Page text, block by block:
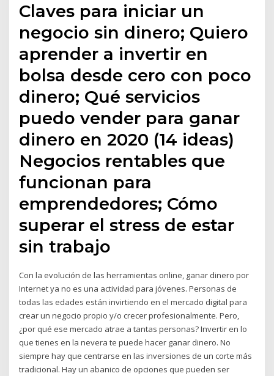
Claves para iniciar un
negocio sin dinero; Quiero
aprender a invertir en
bolsa desde cero con poco
dinero; Qué servicios
puedo vender para ganar
dinero en 2020 (14 ideas)
Negocios rentables que
funcionan para
emprendedores; Cómo
superar el stress de estar
sin trabajo
Con la evolución de las herramientas online, ganar dinero por
Internet ya no es una actividad para jóvenes. Personas de
todas las edades están invirtiendo en el mercado digital para
crear un negocio propio y/o crecer profesionalmente. Pero,
¿por qué ese mercado atrae a tantas personas? Invertir en lo
que tienes en la nevera te puede hacer ganar dinero. No
siempre hay que centrarse en las inversiones de un corte más
tradicional. Hay un abanico de opciones que pueden ser